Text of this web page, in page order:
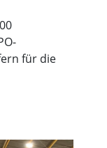
für die